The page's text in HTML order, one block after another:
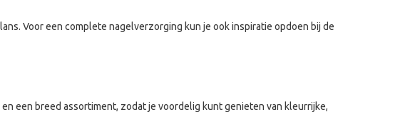
Voor een complete nagelverzorging kun je ook inspiratie opdoen bij de
een breed assortiment, zodat je voordelig kunt genieten van kleurrijke,